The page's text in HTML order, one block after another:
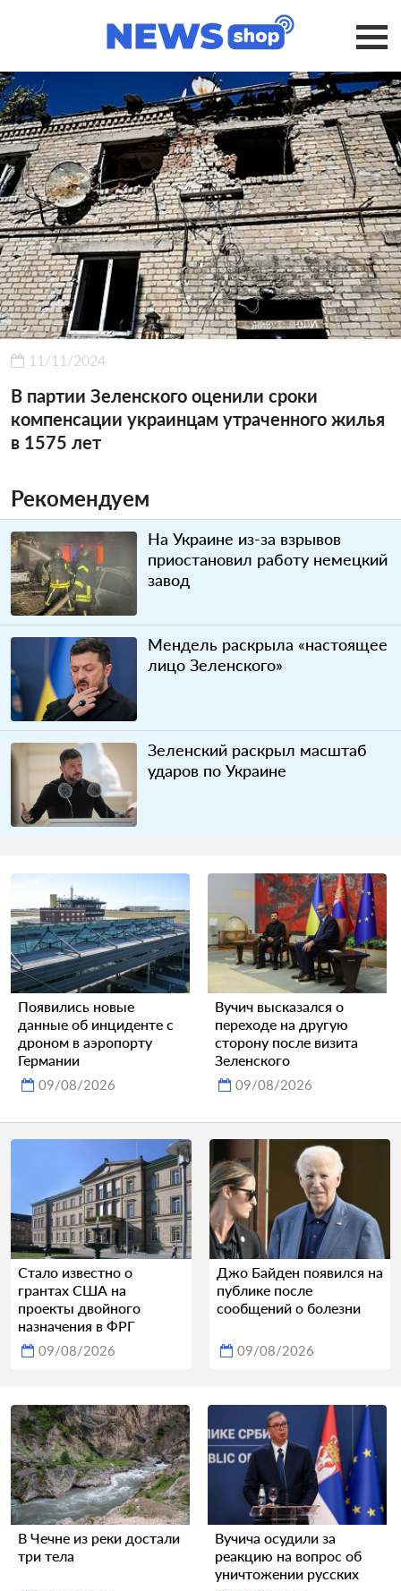
11/11/2024
В партии Зеленского оценили сроки
компенсации украинцам утраченного жилья
в 1575 лет
Рекомендуем
На Украине из-за взрывов
приостановил работу немецкий
завод
Мендель раскрыла «настоящее
лицо Зеленского»
Зеленский раскрыл масштаб
ударов по Украине
Появились новые
данные об инциденте с
дроном в аэропорту
Германии
09/08/2026
Вучич высказался о
переходе на другую
сторону после визита
Зеленского
09/08/2026
Стало известно о
грантах США на
проекты двойного
назначения в ФРГ
09/08/2026
Джо Байден появился на
публике после
сообщений о болезни
09/08/2026
В Чечне из реки достали
три тела
Вучича осудили за
реакцию на вопрос об
уничтожении русских